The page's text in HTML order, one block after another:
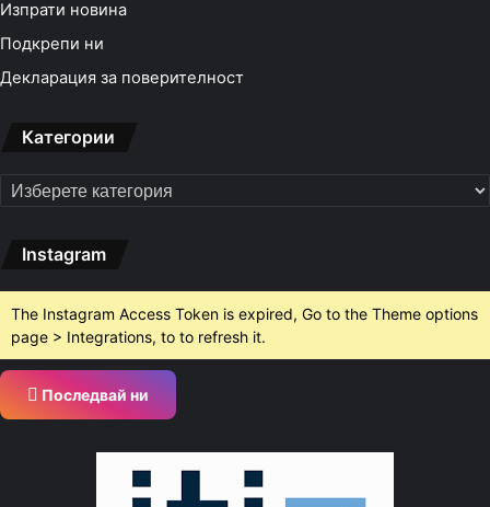
Изпрати новина
Подкрепи ни
Декларация за поверителност
Категории
Категории
Instagram
The Instagram Access Token is expired, Go to the Theme options
page > Integrations, to to refresh it.
Последвай ни